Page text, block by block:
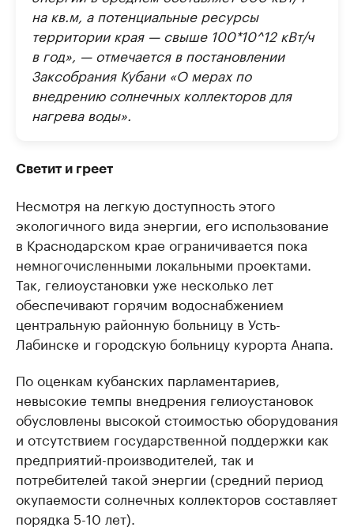
на кв.м, а потенциальные ресурсы
территории края — свыше 100*10^12 кВт/ч
в год», — отмечается в постановлении
Заксобрания Кубани «О мерах по
внедрению солнечных коллекторов для
нагрева воды».
Светит и греет
Несмотря на легкую доступность этого
экологичного вида энергии, его использование
в Краснодарском крае ограничивается пока
немногочисленными локальными проектами.
Так, гелиоустановки уже несколько лет
обеспечивают горячим водоснабжением
центральную районную больницу в Усть­-
Лабинске и городскую больницу курорта Анапа.
По оценкам кубанских парламентариев,
невысокие темпы внедрения гелиоустановок
обусловлены высокой стоимостью оборудования
и отсутствием государственной поддержки как
предприятий-­производителей, так и
потребителей такой энергии (средний период
окупаемости солнечных коллекторов составляет
порядка 5-10 лет).